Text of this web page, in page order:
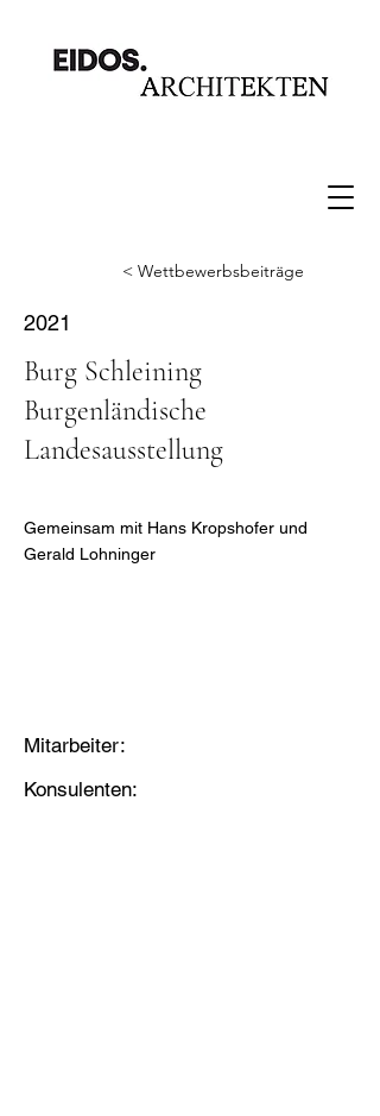
< Wettbewerbsbeiträge
2021
Burg Schleining
Burgenländische
Landesausstellung
Gemeinsam mit Hans Kropshofer und
Gerald Lohninger
Mitarbeiter:
Konsulenten: